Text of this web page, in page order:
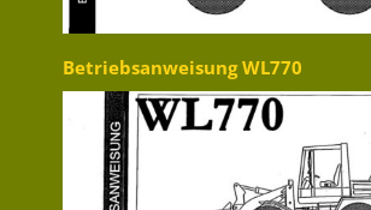
Betriebsanweisung WL770